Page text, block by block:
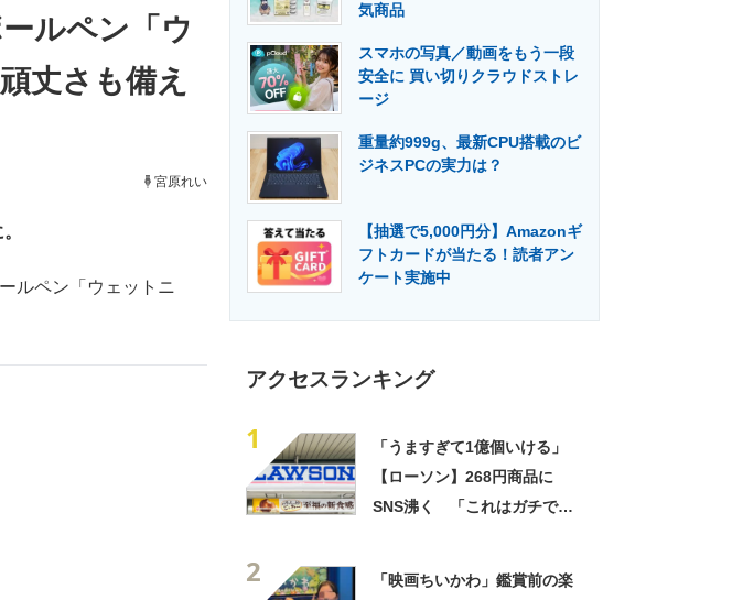
比較・事例 製造業のIT導入・活用を支援
エネルギーの専門メディア 建設×テクノロジーの最前線
ルペン「ウ
丈さも備え
宮原れい
ルペン「ウェットニ
気商品
スマホの写真／動画をもう一段
安全に 買い切りクラウドストレ
ージ
重量約999g、最新CPU搭載のビ
ジネスPCの実力は？
【抽選で5,000円分】Amazonギ
フトカードが当たる！読者アン
ケート実施中
アクセスランキング
1
「うますぎて1億個いける」
【ローソン】268円商品に
SNS沸く 「これはガチで美
2
「映画ちいかわ」鑑賞前の楽